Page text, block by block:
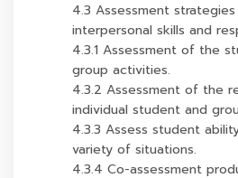
4.3 Assessment
interpersonal skills and
4.3.1 Assessment of the
group activities.
4.3.2 Assessment of the
individual student and
4.3.3 Assess student
variety of situations.
4.3.4 Co-assessment